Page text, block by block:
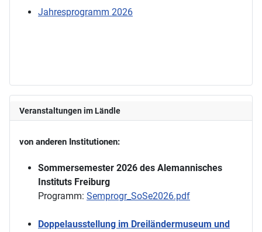
Jahresprogramm 2026
Veranstaltungen im Ländle
von anderen Institutionen:
Sommersemester 2026 des Alemannisches
Instituts Freiburg
Programm: Semprogr_SoSe2026.pdf
Doppelausstellung im Dreiländermuseum und